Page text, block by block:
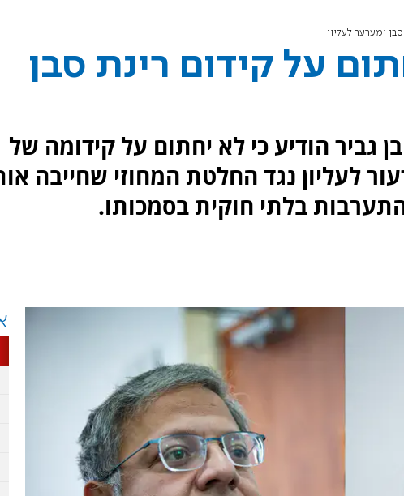
ומערער לעליון
על קידום רינת סבן
גביר הודיע כי לא יחתום על קידומה של
לעליון נגד החלטת המחוזי שחייבה
בלתי חוקית בסמכותו.